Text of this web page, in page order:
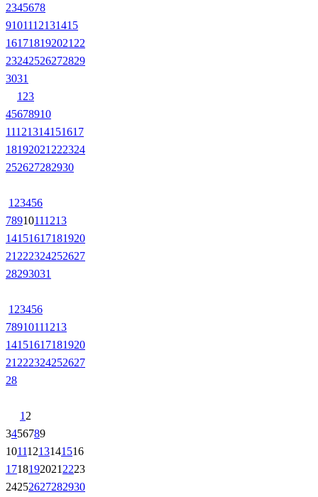
2345678
9101112131415
161718192021 22
23242526272829
3031
1 23
45678910
11121314151617
18192021 222324
252627282930
1 23456
78910111213
14151617181920
21 222324252627
28293031
1 23456
78910111213
14151617181920
21 222324252627
28
1 2
3456789
10111213141516
1718192021 2223
24252627282930